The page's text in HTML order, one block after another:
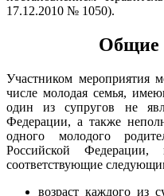
17.12.2010 № 1050).
Общие
Участником мероприятия
числе молодая семья,
один из супругов не
Федерации, а также
одного молодого
Российской
соответствующие
возраст каждого из